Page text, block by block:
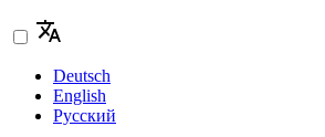
Deutsch
English
Русский